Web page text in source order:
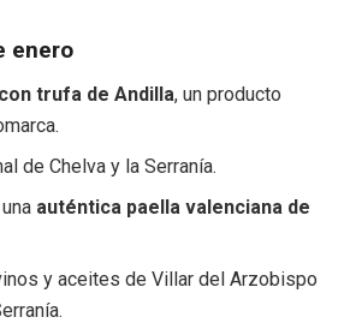
enero
trufa de Andilla, un producto
de Chelva y la Serranía.
auténtica paella valenciana de
y aceites de Villar del Arzobispo